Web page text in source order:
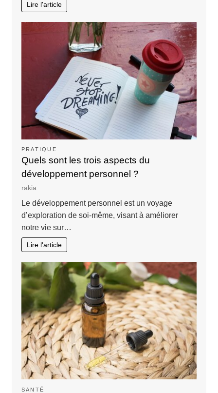
Lire l'article
PRATIQUE
Quels sont les trois aspects du
développement personnel ?
rakia
Le développement personnel est un voyage
d’exploration de soi-même, visant à améliorer
notre vie sur…
Lire l'article
SANTÉ